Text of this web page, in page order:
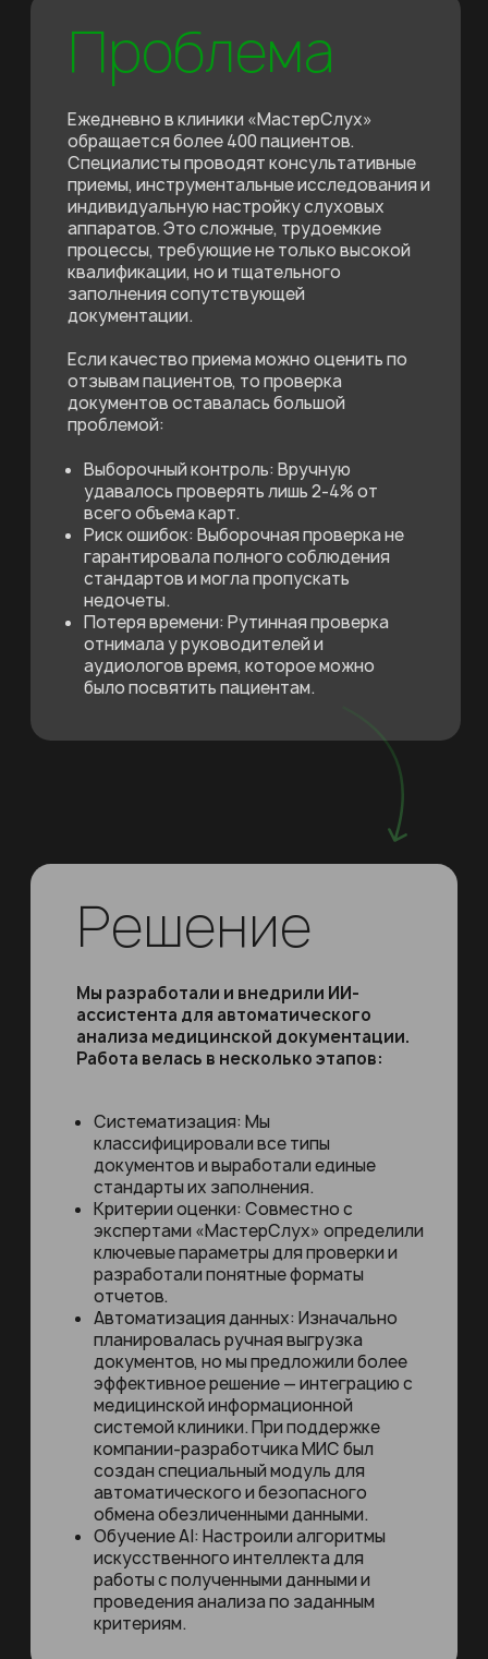
Проблема
Решение
Ежедневно в клиники «МастерСлух»
обращается более 400 пациентов.
Специалисты проводят консультативные
приемы, инструментальные исследования и
индивидуальную настройку слуховых
аппаратов. Это сложные, трудоемкие
процессы, требующие не только высокой
квалификации, но и тщательного
заполнения сопутствующей
документации.
Если качество приема можно оценить по
отзывам пациентов, то проверка
документов оставалась большой
проблемой:
Мы разработали и внедрили ИИ-
ассистента для автоматического
анализа медицинской документации.
Работа велась в несколько этапов:
Выборочный контроль: Вручную
удавалось проверять лишь 2-4% от
всего объема карт.
Риск ошибок: Выборочная проверка не
гарантировала полного соблюдения
стандартов и могла пропускать
недочеты.
отнимала у руководителей и
аудиологов время, которое можно
Систематизация: Мы
классифицировали все типы
документов и выработали единые
стандарты их заполнения.
Критерии оценки: Совместно с
экспертами «МастерСлух» определили
ключевые параметры для проверки и
разработали понятные форматы
отчетов.
Автоматизация данных: Изначально
планировалась ручная выгрузка
документов, но мы предложили более
эффективное решение — интеграцию с
медицинской информационной
системой клиники. При поддержке
компании-разработчика МИС был
создан специальный модуль для